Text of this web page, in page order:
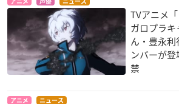
※入場特典は各日無くなり次第配布終了
※入場特典は有料ご入場者のみの配布と
※当日券は前売り券での残数がある場合
販売いたします。当日券はローソンチケ
せん。
TVアニメ
ガロプラ
ん・豊永
ンバーが
禁
アニメ ニュース